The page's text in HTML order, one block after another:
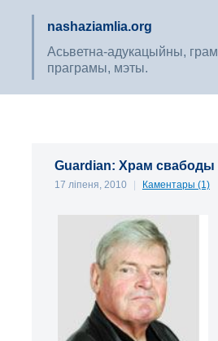
nashaziamlia.org
Асьветна-адукацыйны,
праграмы, мэты.
Guardian: Храм свабоды
17 ліпеня, 2010 | Каментары (1)